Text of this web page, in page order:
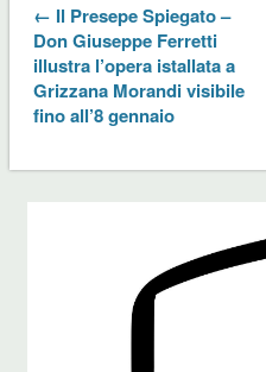
← Il Presepe Spiegato –
Don Giuseppe Ferretti
illustra l’opera istallata a
Grizzana Morandi visibile
fino all’8 gennaio